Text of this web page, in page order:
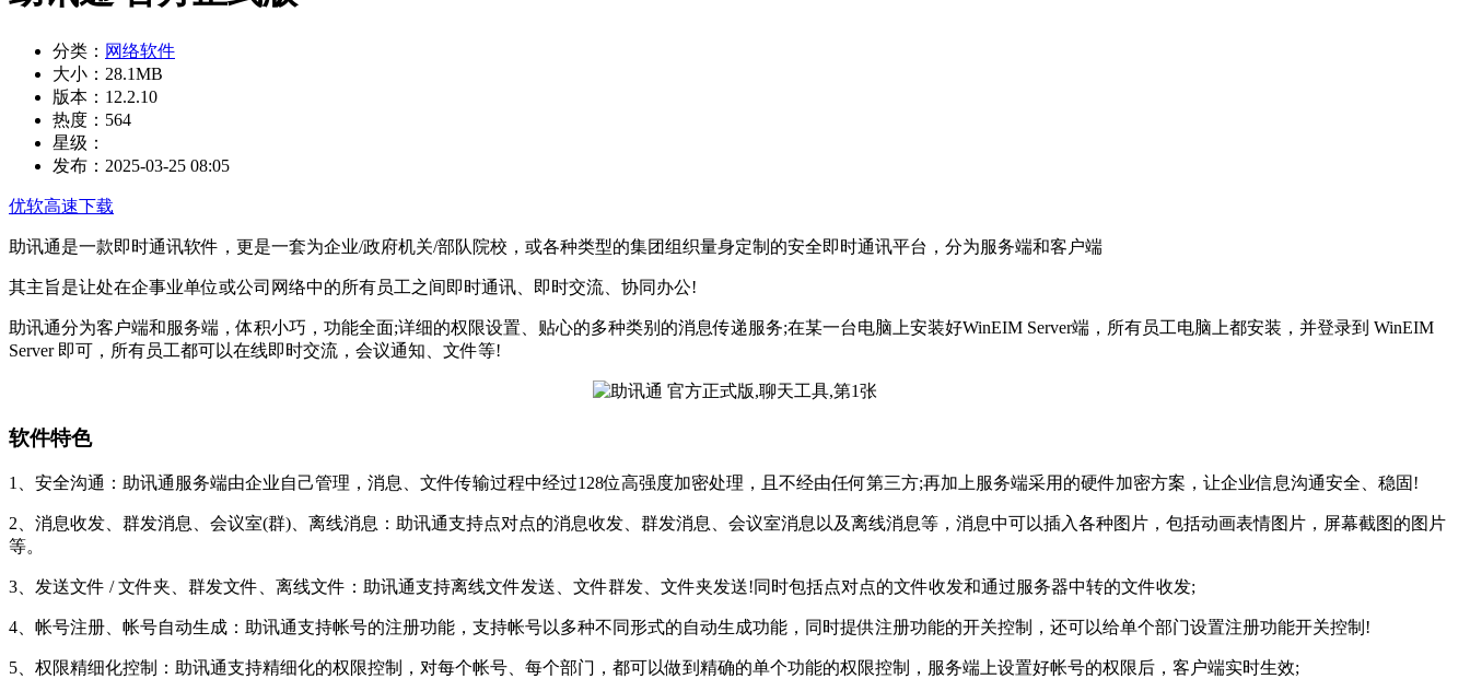
分类： 网络软件
大小： 28.1MB
版本： 12.2.10
热度： 564
星级：
发布： 2025-03-25 08:05
优软高速下载
助讯通是一款即时通讯软件，更是一套为企业/政府机关/部队院校，或各种类型的集团组织量身定制的安全即时通讯平台，分为服务端和客户端
其主旨是让处在企事业单位或公司网络中的所有员工之间即时通讯、即时交流、协同办公!
助讯通分为客户端和服务端，体积小巧，功能全面;详细的权限设置、贴心的多种类别的消息传递服务;在某一台电脑上安装好WinEIM Server端，所有员工电脑上都安装，并登录到 WinEIM
Server 即可，所有员工都可以在线即时交流，会议通知、文件等!
软件特色
1、安全沟通：助讯通服务端由企业自己管理，消息、文件传输过程中经过128位高强度加密处理，且不经由任何第三方;再加上服务端采用的硬件加密方案，让企业信息沟通安全、稳固!
2、消息收发、群发消息、会议室(群)、离线消息：助讯通支持点对点的消息收发、群发消息、会议室消息以及离线消息等，消息中可以插入各种图片，包括动画表情图片，屏幕截图的图片
等。
3、发送文件 / 文件夹、群发文件、离线文件：助讯通支持离线文件发送、文件群发、文件夹发送!同时包括点对点的文件收发和通过服务器中转的文件收发;
4、帐号注册、帐号自动生成：助讯通支持帐号的注册功能，支持帐号以多种不同形式的自动生成功能，同时提供注册功能的开关控制，还可以给单个部门设置注册功能开关控制!
5、权限精细化控制：助讯通支持精细化的权限控制，对每个帐号、每个部门，都可以做到精确的单个功能的权限控制，服务端上设置好帐号的权限后，客户端实时生效;